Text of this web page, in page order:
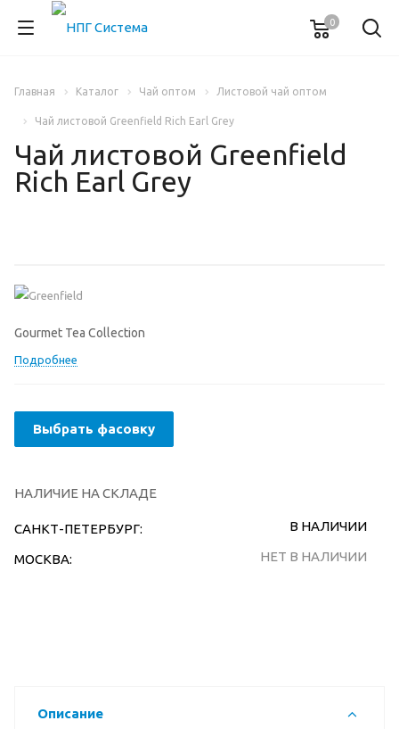
0
Главная Каталог Чай оптом Листовой чай оптом
Чай листовой Greenfield Rich Earl Grey
Чай листовой Greenfield
Rich Earl Grey
Gourmet Tea Collection
Подробнее
Выбрать фасовку
НАЛИЧИЕ НА СКЛАДЕ
САНКТ-ПЕТЕРБУРГ: В НАЛИЧИИ
МОСКВА: НЕТ В НАЛИЧИИ
Описание